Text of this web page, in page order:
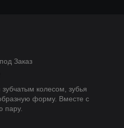
Заказ
зубчатым колесом, зубья
форму. Вместе с
пару.